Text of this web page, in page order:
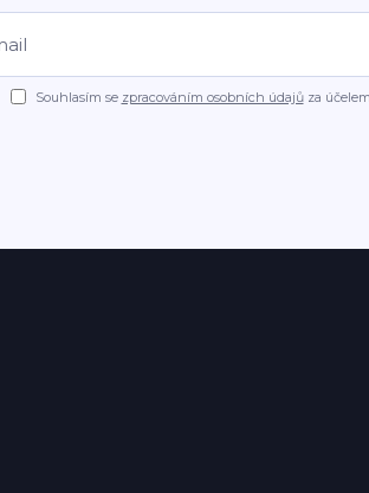
Souhlasím se zpracováním osobních údajůza